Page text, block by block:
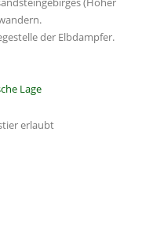
der Elbdampfer.
Lage